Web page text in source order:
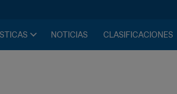
NOTICIAS CLASIFICACIONES